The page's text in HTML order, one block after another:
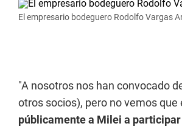
El empresario bodeguero Rodolfo Vargas
"A nosotros nos han convocado
otros socios), pero no vemos
públicamente a Milei a